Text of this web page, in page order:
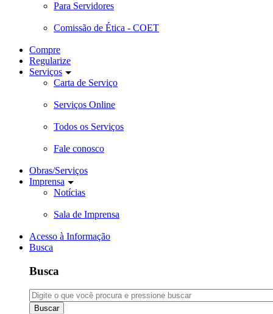
Para Servidores
Comissão de Ética - COET
Compre
Regularize
Serviços
Carta de Serviço
Serviços Online
Todos os Serviços
Fale conosco
Obras/Serviços
Imprensa
Notícias
Sala de Imprensa
Acesso à Informação
Busca
Busca
Buscar